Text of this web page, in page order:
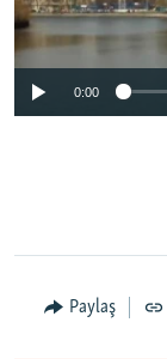
0:00
Paylaş